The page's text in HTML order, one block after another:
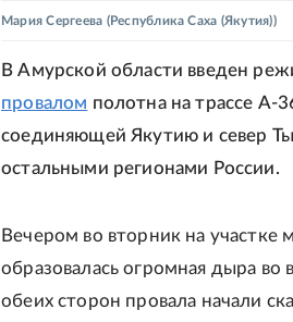
Мария Сергеева (Республика Саха (Якутия))
В Амурской области введен
провалом полотна на трассе А-
соединяющей Якутию и север
остальными регионами России.
Вечером во вторник на
образовалась огромная дыра
обеих сторон провала начали